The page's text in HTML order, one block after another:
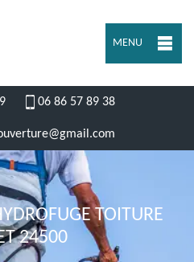
MENU
06 86 57 89 38
TOITURE
24500